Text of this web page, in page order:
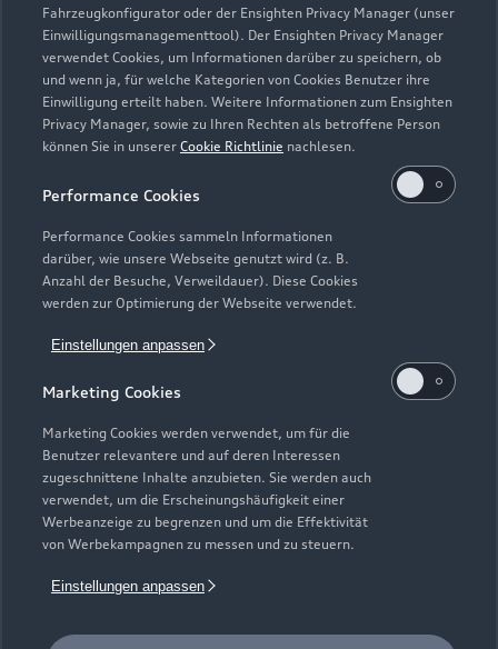
Fahrzeugkonfigurator oder der Ensighten Privacy Manager (unser
Einwilligungsmanagementtool). Der Ensighten Privacy Manager
verwendet Cookies, um Informationen darüber zu speichern, ob
und wenn ja, für welche Kategorien von Cookies Benutzer ihre
Einwilligung erteilt haben. Weitere Informationen zum Ensighten
Privacy Manager, sowie zu Ihren Rechten als betroffene Person
können Sie in unserer Cookie Richtlinie nachlesen.
Performance Cookies
Performance Cookies sammeln Informationen
darüber, wie unsere Webseite genutzt wird (z. B.
Anzahl der Besuche, Verweildauer). Diese Cookies
werden zur Optimierung der Webseite verwendet.
Einstellungen anpassen
Marketing Cookies
Marketing Cookies werden verwendet, um für die
Benutzer relevantere und auf deren Interessen
zugeschnittene Inhalte anzubieten. Sie werden auch
verwendet, um die Erscheinungshäufigkeit einer
Werbeanzeige zu begrenzen und um die Effektivität
von Werbekampagnen zu messen und zu steuern.
Einstellungen anpassen
Zurück nach oben
Modelle
Elektromodelle
Plug-in-Hybride
Neuwagensuche
Gebrauchtwagensuche
Geschäftskunden
Service & Zubehör
Saisonale Angebote
Audi Services
Garantie
Audi digital services
myAudi
Support
Audi Code
Häufige Fragen (FAQ)
Audi Online Beratung
Online-Terminvereinbarung
Servicekontakt
Über Audi
Unternehmen
Karriere
Investor Relations
© 2026 AUDI AG. Alle Rechte vorbehalten
Impressum Rechtliches
Cookie-Richtlinie